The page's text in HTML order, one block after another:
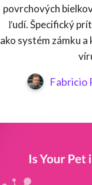
povrchových
ľudí. Špecifický
ako systém zámku
Fabricio